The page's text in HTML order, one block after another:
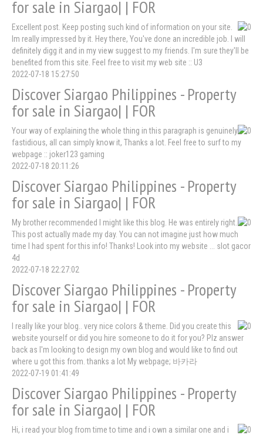
for sale in Siargao| | FOR
Excellent post. Keep posting such kind of information on your site.
Im really impressed by it. Hey there, You've done an incredible job. I will
definitely digg it and in my view suggest to my friends. I'm sure they'll be
benefited from this site. Feel free to visit my web site :: U3
2022-07-18 15:27:50
Discover Siargao Philippines - Property
for sale in Siargao| | FOR
Your way of explaining the whole thing in this paragraph is genuinely
fastidious, all can simply know it, Thanks a lot. Feel free to surf to my
webpage :: joker123 gaming
2022-07-18 20:11:26
Discover Siargao Philippines - Property
for sale in Siargao| | FOR
My brother recommended I might like this blog. He was entirely right.
This post actually made my day. You can not imagine just how much
time I had spent for this info! Thanks! Look into my website ... slot gacor
4d
2022-07-18 22:27:02
Discover Siargao Philippines - Property
for sale in Siargao| | FOR
I really like your blog.. very nice colors & theme. Did you create this
website yourself or did you hire someone to do it for you? Plz answer
back as I'm looking to design my own blog and would like to find out
where u got this from. thanks a lot My webpage; 바카라
2022-07-19 01:41:49
Discover Siargao Philippines - Property
for sale in Siargao| | FOR
Hi, i read your blog from time to time and i own a similar one and i